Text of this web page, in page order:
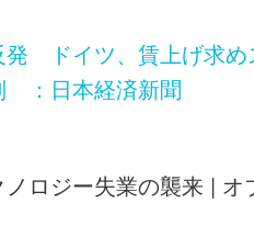
発 ドイツ、賃上げ求
：日本経済新聞
ロジー失業の襲来 | オ